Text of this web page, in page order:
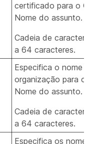
certificado para o
Nome do assunto.
Cadeia de
a 64 caracteres.
Especifica o nome
organização para o
Nome do assunto.
Cadeia de
a 64 caracteres.
Especifica os